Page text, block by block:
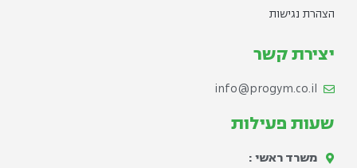
הצהרת נגישות
יצירת קשר
info@progym.co.il
שעות פעילות
משרד ראשי :